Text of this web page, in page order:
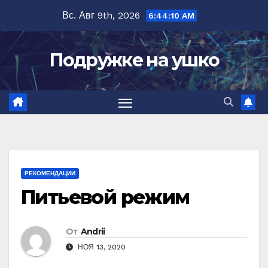
содержимому
Вс. Авг 9th, 2026 6:44:11 AM
Подружке на ушко
РЕКОМЕНДАЦИИ
Питьевой режим
От Andrii
НОЯ 13, 2020